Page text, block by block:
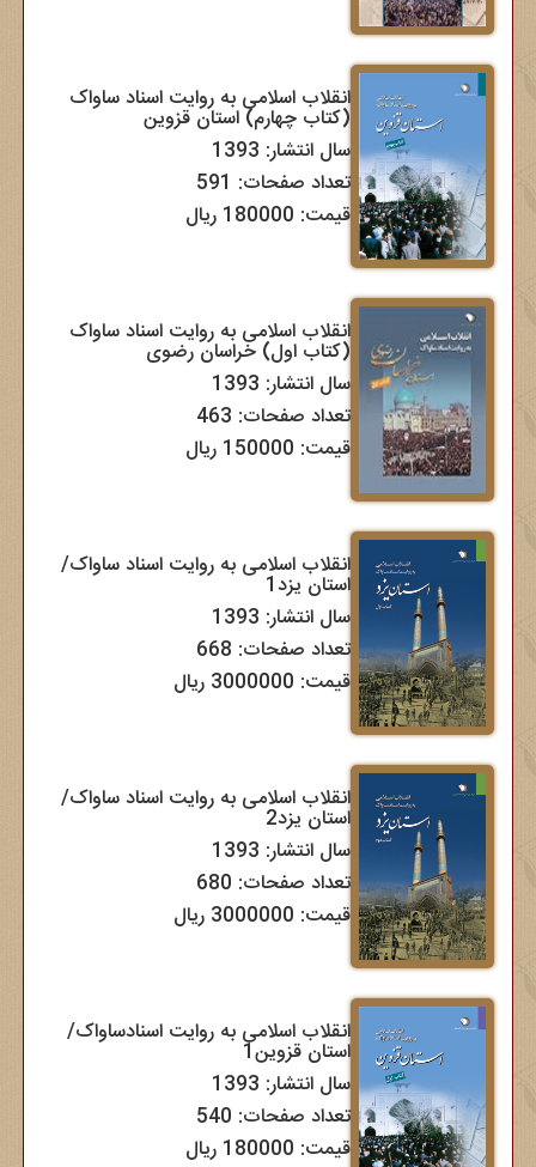
انقلاب اسلامی به روایت اسناد ساواک
(کتاب چهارم) استان قزوین
سال انتشار: 1393
تعداد صفحات: 591
قیمت: 180000 ریال
انقلاب اسلامی به روایت اسناد ساواک
(کتاب اول) خراسان رضوی
سال انتشار: 1393
تعداد صفحات: 463
قیمت: 150000 ریال
انقلاب اسلامی به روایت اسناد ساواک/
استان یزد1
سال انتشار: 1393
تعداد صفحات: 668
قیمت: 3000000 ریال
انقلاب اسلامی به روایت اسناد ساواک/
استان یزد2
سال انتشار: 1393
تعداد صفحات: 680
قیمت: 3000000 ریال
انقلاب اسلامی به روایت اسنادساواک/
استان قزوین1
سال انتشار: 1393
تعداد صفحات: 540
قیمت: 180000 ریال